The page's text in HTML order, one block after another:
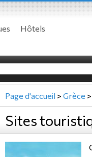
Hôtels
Page d'accueil > Grèce >
Sites